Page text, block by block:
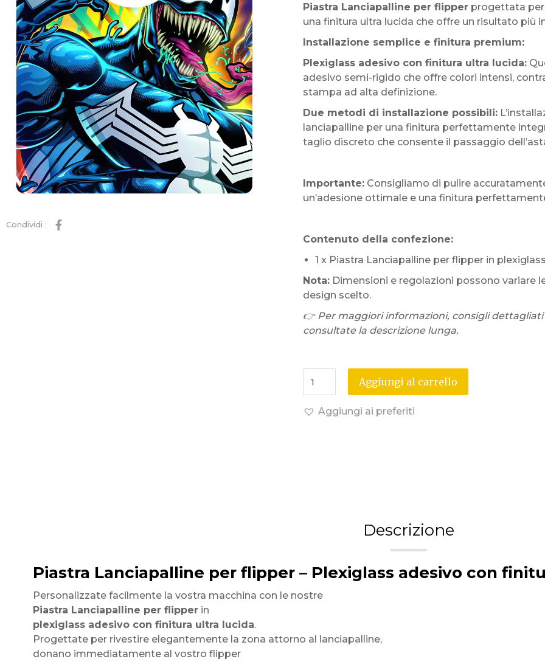
Condividi :
Piastra Lanciapalline per flipperprogettata per
una finitura ultra lucida che offre un risultato più
Installazione semplice e finitura premium:
Plexiglass adesivo con finitura ultra lucida:
adesivo semi-rigido che offre colori intensi,
stampa ad alta definizione.
Due metodi di installazione possibili:
lanciapalline per una finitura perfettamente
taglio discreto che consente il passaggio
Importante:Consigliamo di pulire
un’adesione ottimale e una finitura
Contenuto della confezione:
1 x Piastra Lanciapalline per flipper in
Nota:Dimensioni e regolazioni possono variare
design scelto.
👉 Per maggiori informazioni, consigli
consultate la descrizione lunga.
Aggiungi al carrello
Aggiungi ai preferiti
Descrizione
Piastra Lanciapalline per flipper – Plexiglass adesivo con
Personalizzate facilmente la vostra macchina con le nostre
Piastra Lanciapalline per flipperin
plexiglass adesivo con finitura ultra lucida.
Progettate per rivestire elegantemente la zona attorno al lanciapalline,
donano immediatamente al vostro flipper